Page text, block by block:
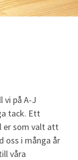
vi på A-J
tack. Ett
er som valt att
oss i många år
våra